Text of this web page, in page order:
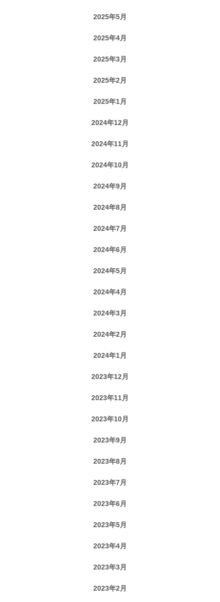
2025年5月
2025年4月
2025年3月
2025年2月
2025年1月
2024年12月
2024年11月
2024年10月
2024年9月
2024年8月
2024年7月
2024年6月
2024年5月
2024年4月
2024年3月
2024年2月
2024年1月
2023年12月
2023年11月
2023年10月
2023年9月
2023年8月
2023年7月
2023年6月
2023年5月
2023年4月
2023年3月
2023年2月